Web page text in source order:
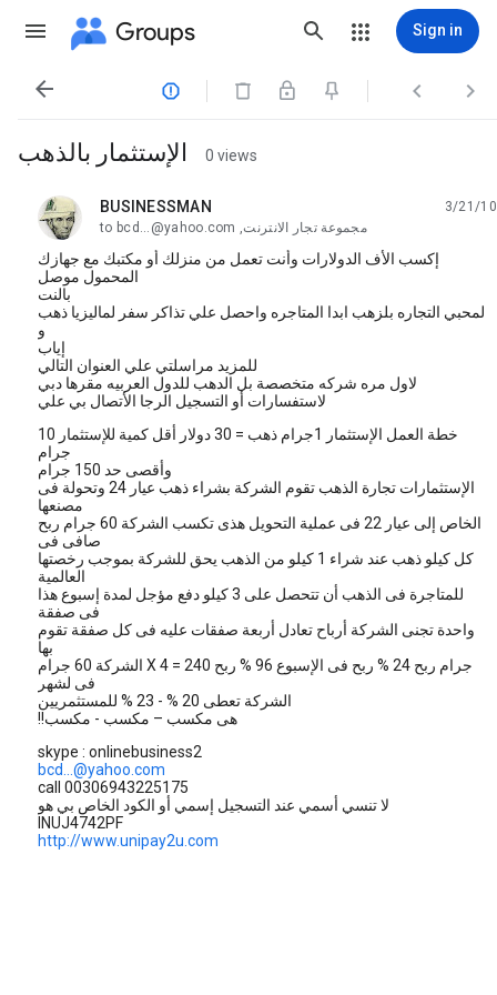
Groups Sign in
   
الإستثمار بالذهب 0 views
BUSINESSMAN
unread,
3/21/10
to
مجموعة تجار الانترنت, bcd...@yahoo.com
إكسب الأف الدولارات وأنت تعمل من منزلك أو مكتبك مع جهازك
المحمول موصل
بالنت
لمحبي التجاره بلزهب ابدا المتاجره واحصل علي تذاكر سفر لماليزيا ذهب
و
إياب
للمزيد مراسلتي علي العنوان التالي
لاول مره شركه متخصصة بل الدهب للدول العربيه مقرها دبي
لاستفسارات أو التسجيل الرجا الأتصال بي علي
خطة العمل الإستثمار 1جرام ذهب = 30 دولار أقل كمية للإستثمار 10
جرام
وأقصى حد 150 جرام
الإستثمارات تجارة الذهب تقوم الشركة بشراء ذهب عيار 24 وتحولة فى
مصنعها
الخاص إلى عيار 22 فى عملية التحويل هذى تكسب الشركة 60 جرام ربح
صافى فى
كل كيلو ذهب عند شراء 1 كيلو من الذهب يحق للشركة بموجب رخصتها
العالمية
للمتاجرة فى الذهب أن تتحصل على 3 كيلو دفع مؤجل لمدة إسبوع هذا
فى صفقة
واحدة تجنى الشركة أرباح تعادل أربعة صفقات عليه فى كل صفقة تقوم
بها
الشركة 60 جرام X 4 = 240 جرام ربح 24 % ربح فى الإسبوع 96 % ربح
فى لشهر
الشركة تعطى 20 % - 23 % للمستثمريين
!!هى مكسب – مكسب - مكسب
skype : onlinebusiness2
bcd...@yahoo.com
call 00306943225175
لا تنسي أسمي عند التسجيل إسمي أو الكود الخاص بي هو
INUJ4742PF
http://www.unipay2u.com